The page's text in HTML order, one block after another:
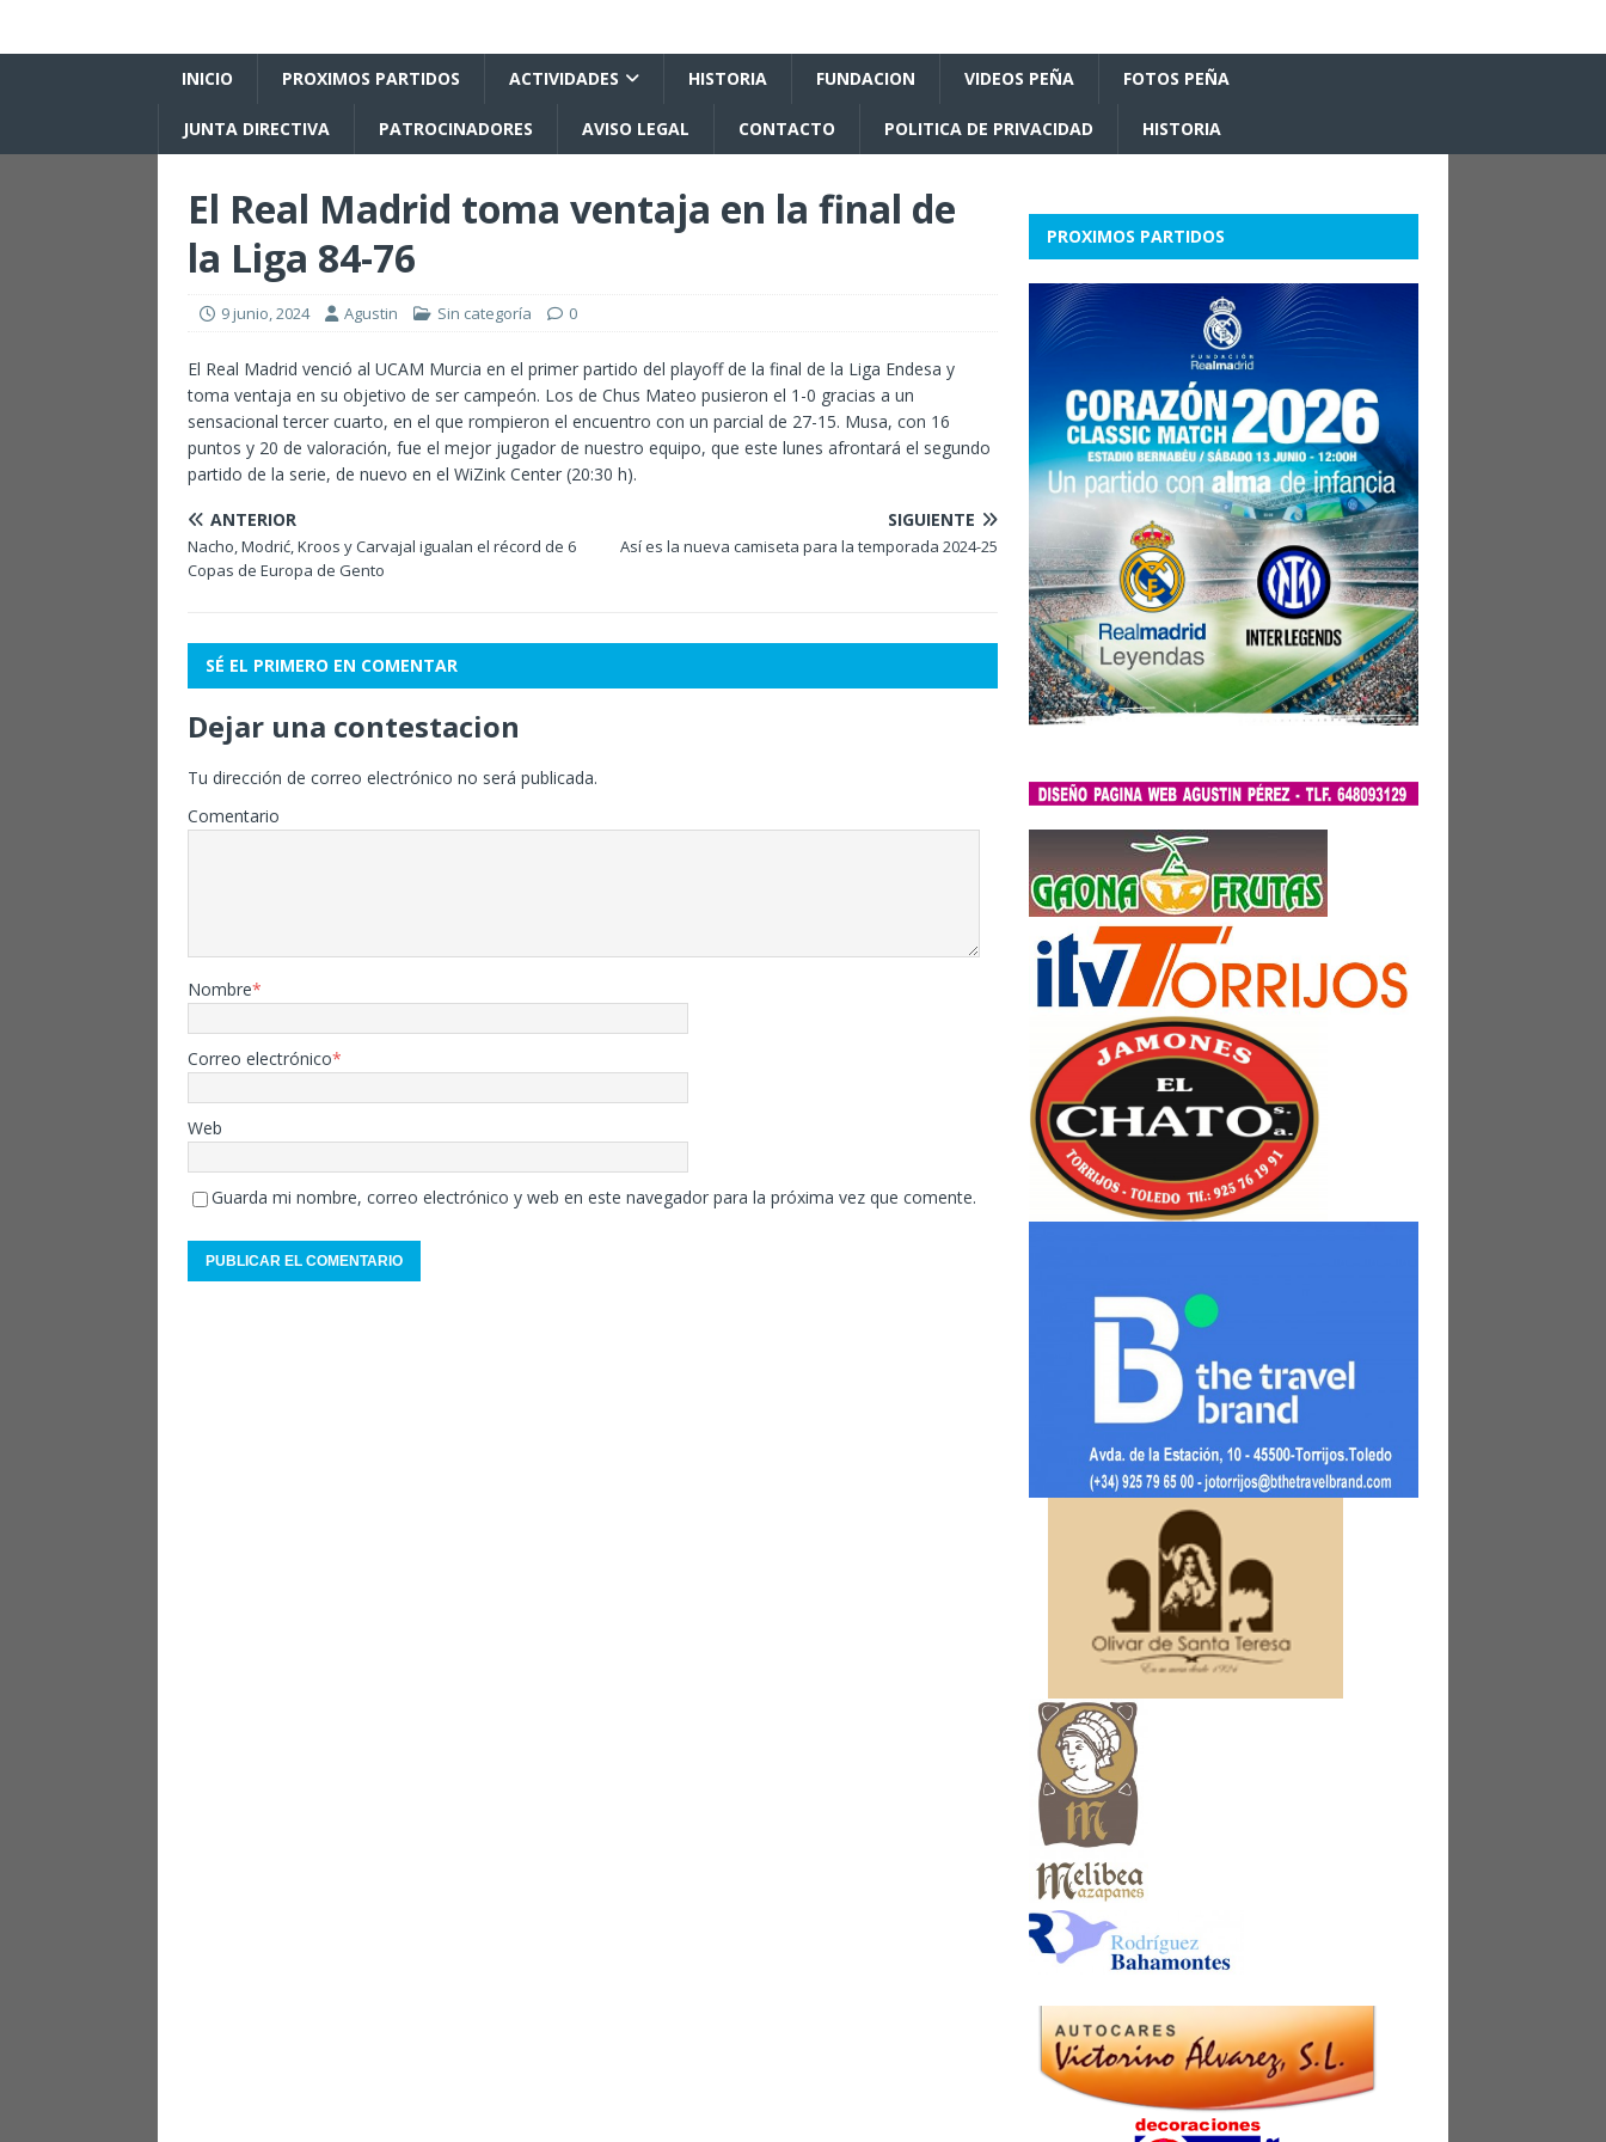
INICIO PROXIMOS PARTIDOS ACTIVIDADES HISTORIA FUNDACION VIDEOS PEÑA FOTOS PEÑA
JUNTA DIRECTIVA PATROCINADORES AVISO LEGAL CONTACTO POLITICA DE PRIVACIDAD HISTORIA
El Real Madrid toma ventaja en la final de
la Liga 84-76
9 junio, 2024 Agustin Sin categoría 0
El Real Madrid venció al UCAM Murcia en el primer partido del playoff de la final de la Liga Endesa y
toma ventaja en su objetivo de ser campeón. Los de Chus Mateo pusieron el 1-0 gracias a un
sensacional tercer cuarto, en el que rompieron el encuentro con un parcial de 27-15. Musa, con 16
puntos y 20 de valoración, fue el mejor jugador de nuestro equipo, que este lunes afrontará el segundo
partido de la serie, de nuevo en el WiZink Center (20:30 h).
ANTERIOR
Nacho, Modrić, Kroos y Carvajal igualan el récord de 6
Copas de Europa de Gento
SIGUIENTE
Así es la nueva camiseta para la temporada 2024-25
SÉ EL PRIMERO EN COMENTAR
Dejar una contestacion
Tu dirección de correo electrónico no será publicada.
Comentario
Nombre*
Correo electrónico*
Web
Guarda mi nombre, correo electrónico y web en este navegador para la próxima vez que comente.
PROXIMOS PARTIDOS